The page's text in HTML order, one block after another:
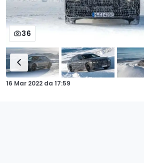
36
16 Mar 2022 da 17:59